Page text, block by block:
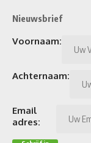
Nieuwsbrief
Voornaam:
Achternaam:
Email
adres: